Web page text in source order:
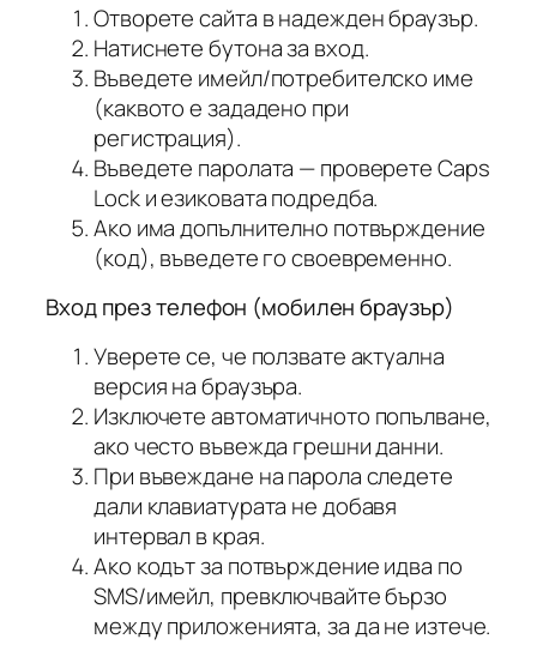
Отворете сайта в надежден браузър.
Натиснете бутона за вход.
Въведете имейл/потребителско име
(каквото е зададено при
регистрация).
Въведете паролата — проверете Caps
Lock и езиковата подредба.
Ако има допълнително потвърждение
(код), въведете го своевременно.
Вход през телефон (мобилен браузър)
Уверете се, че ползвате актуална
версия на браузъра.
Изключете автоматичното попълване,
ако често въвежда грешни данни.
При въвеждане на парола следете
дали клавиатурата не добавя
интервал в края.
Ако кодът за потвърждение идва по
SMS/имейл, превключвайте бързо
между приложенията, за да не изтече.